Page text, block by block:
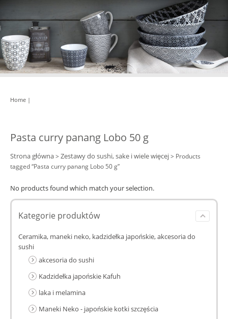
Home |
Pasta curry panang Lobo 50 g
Strona główna> Zestawy do sushi, sake i wiele więcej> Products
tagged “Pasta curry panang Lobo 50 g”
No products found which match your selection.
Kategorie produktów
Ceramika, maneki neko, kadzidełka japońskie, akcesoria do
sushi
akcesoria do sushi
Kadzidełka japońskie Kafuh
laka i melamina
Maneki Neko - japońskie kotki szczęścia